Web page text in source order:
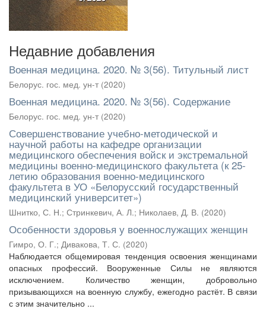
Недавние добавления
Военная медицина. 2020. № 3(56). Титульный лист
Белорус. гос. мед. ун-т (2020)
Военная медицина. 2020. № 3(56). Содержание
Белорус. гос. мед. ун-т (2020)
Совершенствование учебно-методической и
научной работы на кафедре организации
медицинского обеспечения войск и экстремальной
медицины военно-медицинского факультета (к 25-
летию образования военно-медицинского
факультета в УО «Белорусский государственный
медицинский университет»)
Шнитко, С. Н.; Стринкевич, А. Л.; Николаев, Д. В. (2020)
Особенности здоровья у военнослужащих женщин
Гимро, О. Г.; Дивакова, Т. С. (2020)
Наблюдается общемировая тенденция освоения женщинами
опасных профессий. Вооруженные Силы не являются
исключением. Количество женщин, добровольно
призывающихся на военную службу, ежегодно растёт. В связи
с этим значительно ...